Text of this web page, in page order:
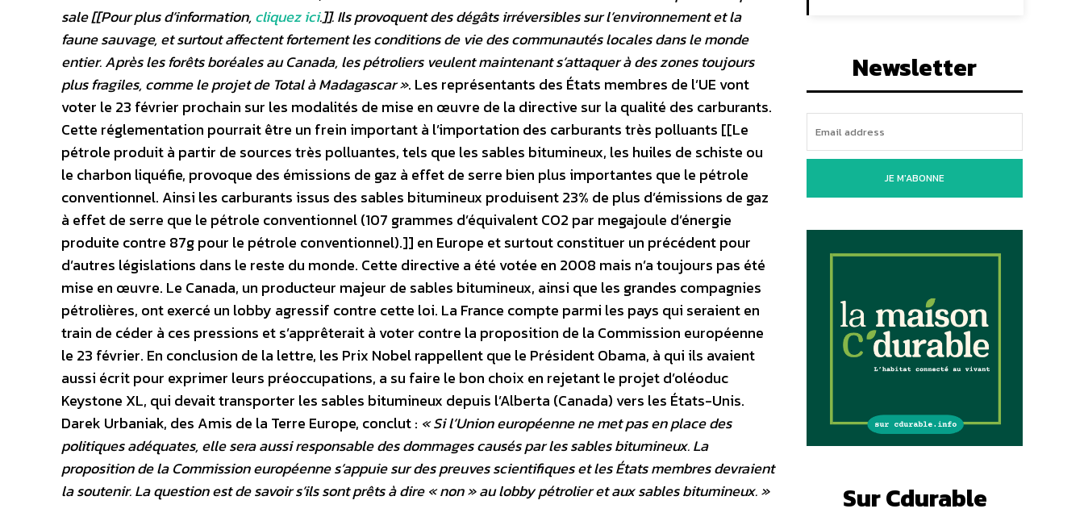
sale [[Pour plus d’information, cliquez ici.]]. Ils provoquent des dégâts irréversibles sur l’environnement et la
faune sauvage, et surtout affectent fortement les conditions de vie des communautés locales dans le monde
entier. Après les forêts boréales au Canada, les pétroliers veulent maintenant s’attaquer à des zones toujours
plus fragiles, comme le projet de Total à Madagascar ». Les représentants des États membres de l’UE vont
voter le 23 février prochain sur les modalités de mise en œuvre de la directive sur la qualité des carburants.
Cette réglementation pourrait être un frein important à l’importation des carburants très polluants [[Le
pétrole produit à partir de sources très polluantes, tels que les sables bitumineux, les huiles de schiste ou
le charbon liquéfie, provoque des émissions de gaz à effet de serre bien plus importantes que le pétrole
conventionnel. Ainsi les carburants issus des sables bitumineux produisent 23% de plus d’émissions de gaz
à effet de serre que le pétrole conventionnel (107 grammes d’équivalent CO2 par megajoule d’énergie
produite contre 87g pour le pétrole conventionnel).]] en Europe et surtout constituer un précédent pour
d’autres législations dans le reste du monde. Cette directive a été votée en 2008 mais n’a toujours pas été
mise en œuvre. Le Canada, un producteur majeur de sables bitumineux, ainsi que les grandes compagnies
pétrolières, ont exercé un lobby agressif contre cette loi. La France compte parmi les pays qui seraient en
train de céder à ces pressions et s’apprêterait à voter contre la proposition de la Commission européenne
le 23 février. En conclusion de la lettre, les Prix Nobel rappellent que le Président Obama, à qui ils avaient
aussi écrit pour exprimer leurs préoccupations, a su faire le bon choix en rejetant le projet d’oléoduc
Keystone XL, qui devait transporter les sables bitumineux depuis l’Alberta (Canada) vers les États-Unis.
Darek Urbaniak, des Amis de la Terre Europe, conclut : « Si l’Union européenne ne met pas en place des
politiques adéquates, elle sera aussi responsable des dommages causés par les sables bitumineux. La
proposition de la Commission européenne s’appuie sur des preuves scientifiques et les États membres devraient
la soutenir. La question est de savoir s’ils sont prêts à dire « non » au lobby pétrolier et aux sables bitumineux. »
Newsletter
JE M'ABONNE
Sur Cdurable